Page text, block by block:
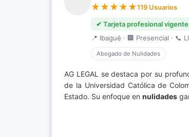
119 Usuarios
✔ Tarjeta profesional
📍 Ibagué · 🏢 Presencial · 📞
Abogado de Nulidades
AG LEGAL se destaca por su
de la Universidad Católica de
Estado. Su enfoque en nulidades